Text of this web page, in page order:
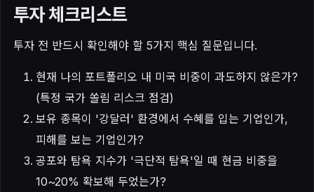
투자 체크리스트
투자 전 반드시 확인해야 할 5가지 핵심 질문입니다.
현재 나의 포트폴리오 내 미국 비중이 과도하지 않은가?
(특정 국가 쏠림 리스크 점검)
보유 종목이 '강달러' 환경에서 수혜를 입는 기업인가,
피해를 보는 기업인가?
공포와 탐욕 지수가 '극단적 탐욕'일 때 현금 비중을
10~20% 확보해 두었는가?